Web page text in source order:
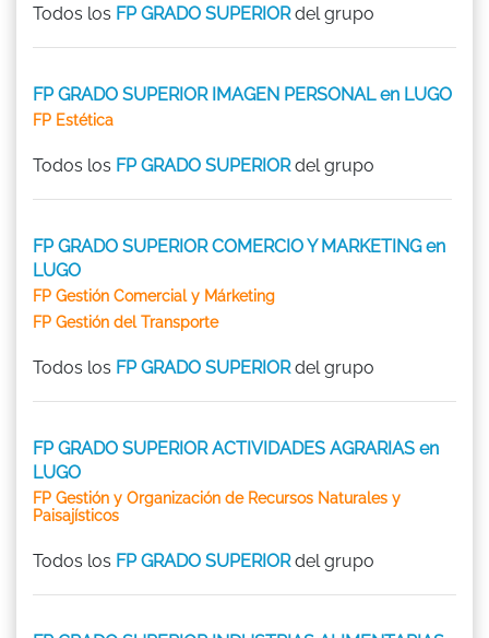
Todos los FP GRADO SUPERIORdel grupo
FP GRADO SUPERIOR IMAGEN PERSONAL en LUGO
FP Estética
Todos los FP GRADO SUPERIORdel grupo
FP GRADO SUPERIOR COMERCIO Y MARKETING en
LUGO
FP Gestión Comercial y Márketing
FP Gestión del Transporte
Todos los FP GRADO SUPERIORdel grupo
FP GRADO SUPERIOR ACTIVIDADES AGRARIAS en
LUGO
FP Gestión y Organización de Recursos Naturales y
Paisajísticos
Todos los FP GRADO SUPERIORdel grupo